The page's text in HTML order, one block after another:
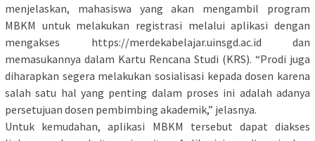
menjelaskan, mahasiswa yang akan mengambil program
MBKM untuk melakukan registrasi melalui aplikasi dengan
mengakses https://merdekabelajar.uinsgd.ac.id dan
memasukannya dalam Kartu Rencana Studi (KRS). “Prodi juga
diharapkan segera melakukan sosialisasi kepada dosen karena
salah satu hal yang penting dalam proses ini adalah adanya
persetujuan dosen pembimbing akademik,” jelasnya.
Untuk kemudahan, aplikasi MBKM tersebut dapat diakses